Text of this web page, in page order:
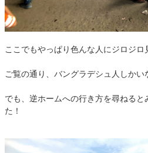
ここでもやっぱり色んな人にジロジロ
ご覧の通り、バングラデシュ人しかい
でも、逆ホームへの行き方を尋ねる
た！